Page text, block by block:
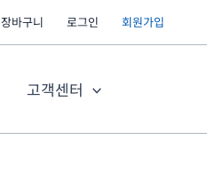
장바구니 로그인 회원가입
고객센터